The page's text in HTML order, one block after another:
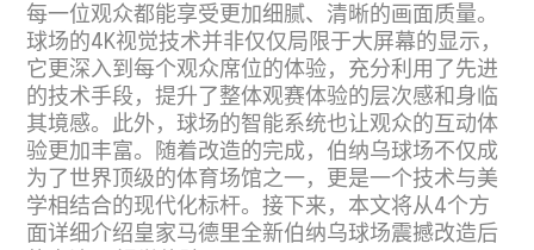
每一位观众都能享受更加细腻、清晰的画面质量。
球场的4K视觉技术并非仅仅局限于大屏幕的显示，
它更深入到每个观众席位的体验，充分利用了先进
的技术手段，提升了整体观赛体验的层次感和身临
其境感。此外，球场的智能系统也让观众的互动体
验更加丰富。随着改造的完成，伯纳乌球场不仅成
为了世界顶级的体育场馆之一，更是一个技术与美
学相结合的现代化标杆。接下来，本文将从4个方
面详细介绍皇家马德里全新伯纳乌球场震撼改造后